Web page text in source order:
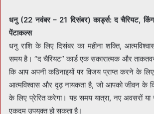
धनु (22 नवंबर – 21 दिसंबर) कार्ड्स: द चैरियट,
पेंटाकल्स
धनु राशि के लिए दिसंबर का महीना शक्ति,
समय है। “द चैरियट” कार्ड एक सकारात्मक और
कि आप अपनी कठिनाइयों पर विजय प्राप्त करने के
आत्मविश्वास और दृढ़ नायकता है, जो आपको जीवन के
के लिए प्रेरित करेगा। यह समय यात्रा, नए अवसरों
एकदम उपयुक्त हो सकता है।